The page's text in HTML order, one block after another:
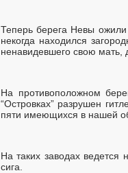
Теперь берега Невы
некогда находился
ненавидевшего свою мать,
На противоположном
“Островках” разрушен
пяти имеющихся в нашей
На таких заводах
сига.